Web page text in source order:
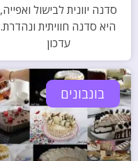
סדנה יוונית לבישול ואפייה,
היא סדנה חוויתית ונהדרת.
עדכון
בונבונים